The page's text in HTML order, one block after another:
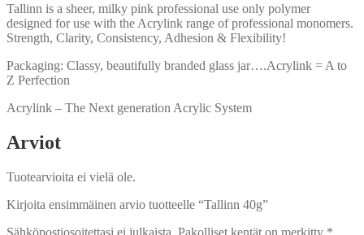
Tallinn is a sheer, milky pink professional use only polymer
designed for use with the Acrylink range of professional monomers.
Strength, Clarity, Consistency, Adhesion & Flexibility!
Packaging: Classy, beautifully branded glass jar….Acrylink = A to
Z Perfection
Acrylink – The Next generation Acrylic System
Arviot
Tuotearvioita ei vielä ole.
Kirjoita ensimmäinen arvio tuotteelle “Tallinn 40g”
Sähköpostiosoitettasi ei julkaista. Pakolliset kentät on merkitty *